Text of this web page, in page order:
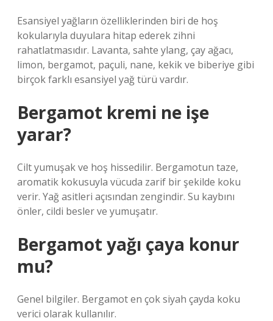
Esansiyel yağların özelliklerinden biri de hoş
kokularıyla duyulara hitap ederek zihni
rahatlatmasıdır. Lavanta, sahte ylang, çay ağacı,
limon, bergamot, paçuli, nane, kekik ve biberiye gibi
birçok farklı esansiyel yağ türü vardır.
Bergamot kremi ne işe
yarar?
Cilt yumuşak ve hoş hissedilir. Bergamotun taze,
aromatik kokusuyla vücuda zarif bir şekilde koku
verir. Yağ asitleri açısından zengindir. Su kaybını
önler, cildi besler ve yumuşatır.
Bergamot yağı çaya konur
mu?
Genel bilgiler. Bergamot en çok siyah çayda koku
verici olarak kullanılır.